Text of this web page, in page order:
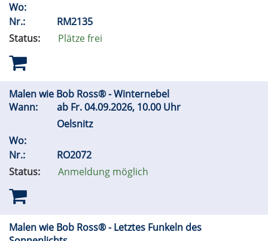
Wo:
Nr.:
RM2135
Status:
Plätze frei
Malen wie Bob Ross® - Winternebel
Wann:
ab Fr.04.09.2026, 10.00 Uhr
Oelsnitz
Wo:
Nr.:
RO2072
Status:
Anmeldung möglich
Malen wie Bob Ross® - Letztes Funkeln des